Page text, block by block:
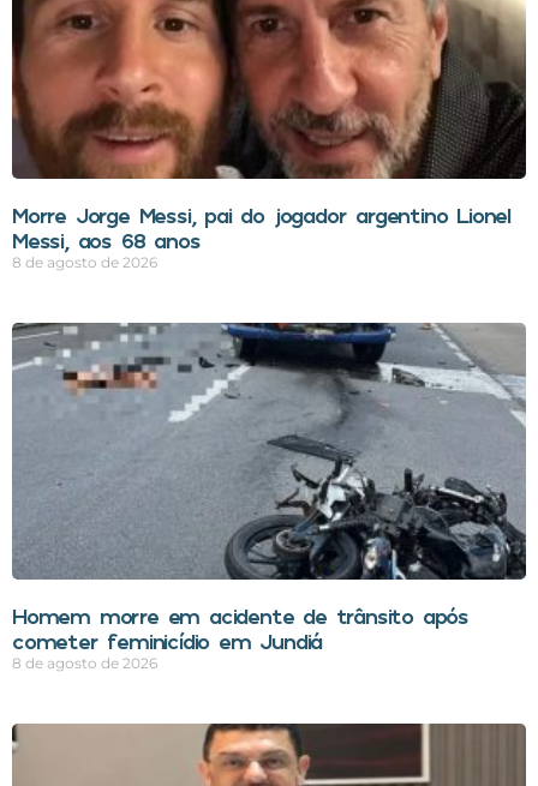
Morre Jorge Messi, pai do jogador argentino Lionel
Messi, aos 68 anos
8 de agosto de 2026
Homem morre em acidente de trânsito após
cometer feminicídio em Jundiá
8 de agosto de 2026